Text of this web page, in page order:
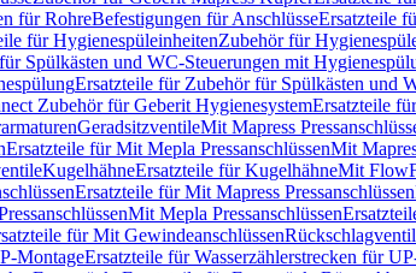
für RohreBefestigungen für AnschlüsseErsatzteile
für HygienespüleinheitenZubehör für
Spülkästen und WC-Steuerungen mit
Ersatzteile für Zubehör für Spülkästen und
Zubehör für Geberit HygienesystemErsatzteile
GeradsitzventileMit Mapress
Ersatzteile für Mit Mepla PressanschlüssenMit
KugelhähneErsatzteile für KugelhähneMit
Ersatzteile für Mit Mapress Pressanschlüssen
Mit Mepla Pressanschlüssen
für Mit Gewindeanschlüssen
MontageErsatzteile für Wasserzählerstrecken für